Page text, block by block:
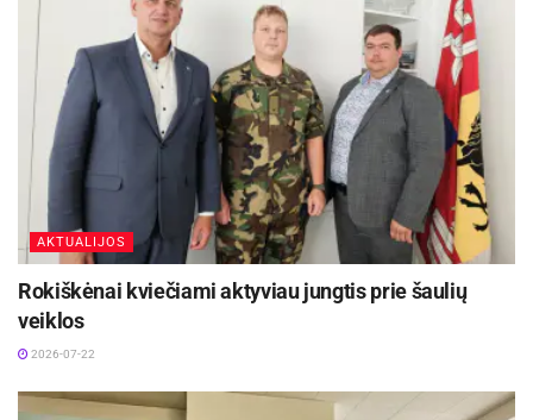
Juos patiekite su daržovėmis. Paprikas perpjaukite į 4
dalis, pašalinkite sėklytes. Paprikas bei pomidorus
apšlakstykite aliejumi ir kepkite ant grotelių:
pomidorus 2–3 minutes, paprikas – 5–7 minutes.
Skanaus!
AKTUALIJOS
Rokiškėnai kviečiami aktyviau jungtis prie šaulių
veiklos
2026-07-22